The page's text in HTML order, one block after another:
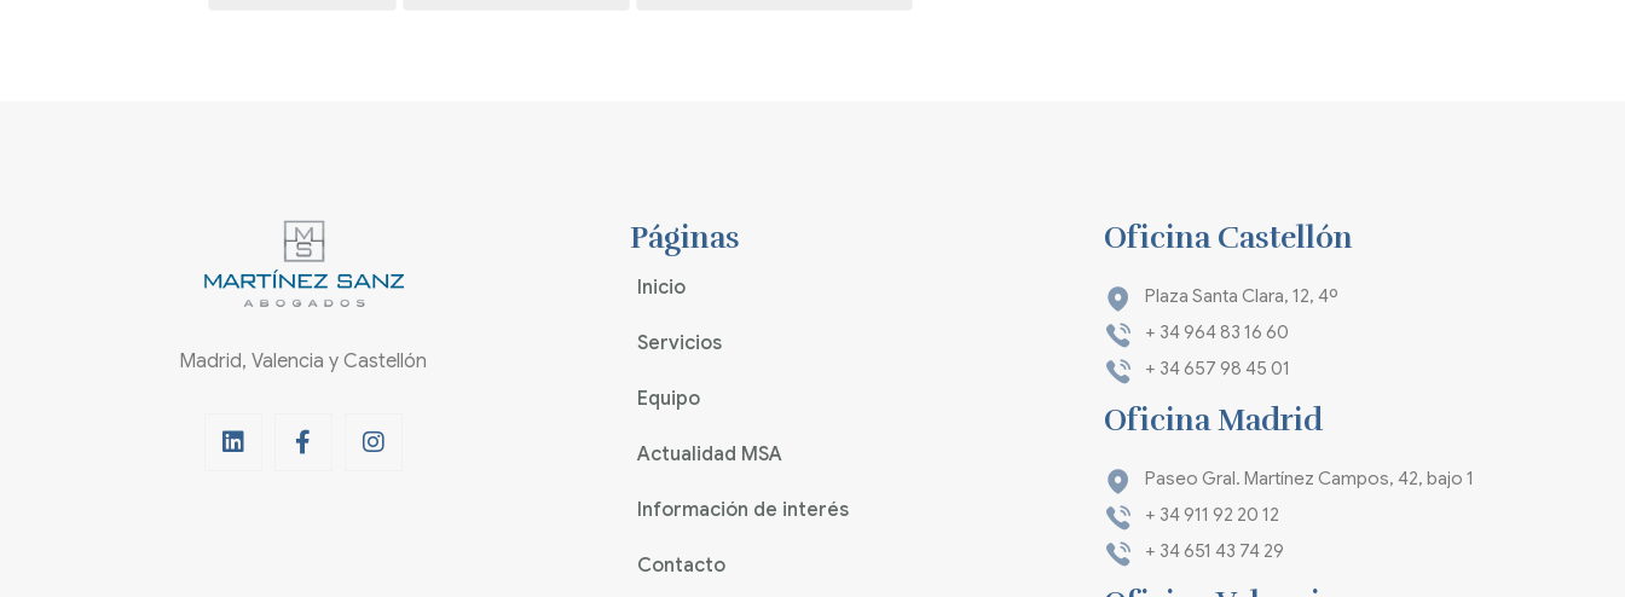
Madrid, Valencia y Castellón
Páginas
Inicio
Servicios
Equipo
Actualidad MSA
Información de interés
Contacto
Oficina Castellón
Plaza Santa Clara, 12, 4º
+ 34 964 83 16 60
+ 34 657 98 45 01
Oficina Madrid
Paseo Gral. Martínez Campos, 42, bajo 1
+ 34 911 92 20 12
+ 34 651 43 74 29